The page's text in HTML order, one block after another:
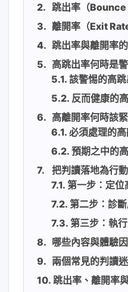
跳出率（
離開率（Exit
跳出率與離開率
高跳出率何時是
該警惕的高
反而健康的
高離開率何時該
必須處理的
預期之中的
把判讀落地為行
第一步：定位
第二步：診
第三步：執
哪些內容與體驗
兩個常見的判讀
跳出率、離開率